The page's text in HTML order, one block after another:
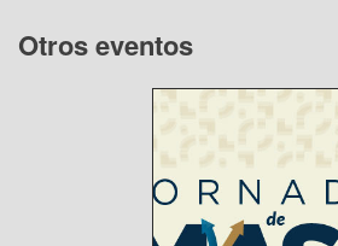
Otros eventos